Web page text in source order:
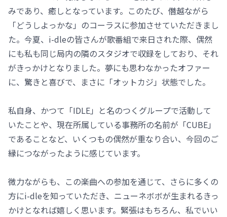
みであり、癒しとなっています。このたび、僭越ながら
「どうしよっかな」のコーラスに参加させていただきまし
た。今夏、i-dleの皆さんが歌番組で来日された際、偶然
にも私も同じ局内の隣のスタジオで収録をしており、それ
がきっかけとなりました。夢にも思わなかったオファー
に、驚きと喜びで、まさに「オットカジ」状態でした。
私自身、かつて「IDLE」と名のつくグループで活動して
いたことや、現在所属している事務所の名前が「CUBE」
であることなど、いくつもの偶然が重なり合い、今回のご
縁につながったように感じています。
微力ながらも、この楽曲への参加を通じて、さらに多くの
方にi-dleを知っていただき、ニューネボボが生まれるきっ
かけとなれば嬉しく思います。緊張はもちろん、私でいい